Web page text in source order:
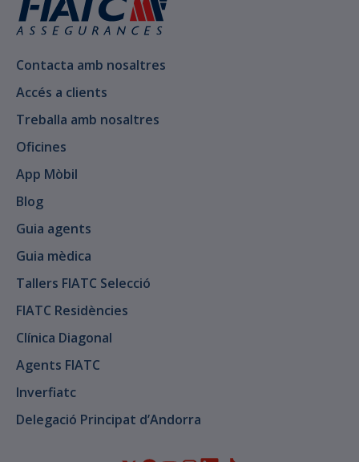
Contacta amb nosaltres
Accés a clients
Treballa amb nosaltres
Oficines
App Mòbil
Blog
Guia agents
Guia mèdica
Tallers FIATC Selecció
FIATC Residències
Clínica Diagonal
Agents FIATC
Inverfiatc
Delegació Principat d’Andorra